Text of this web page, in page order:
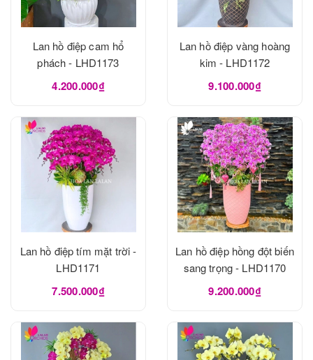
Lan hồ điệp cam hổ
phách - LHD1173
4.200.000₫
Lan hồ điệp vàng hoàng
kim - LHD1172
9.100.000₫
Lan hồ điệp tím mặt trời -
LHD1171
7.500.000₫
Lan hồ điệp hồng đột biến
sang trọng - LHD1170
9.200.000₫